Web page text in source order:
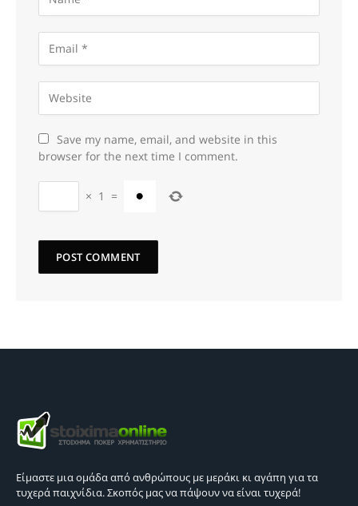
Save my name, email, and website in this
browser for the next time I comment.
× 1 =
Είμαστε μια ομάδα από ανθρώπους με μεράκι κι αγάπη για τα
τυχερά παιχνίδια. Σκοπός μας να πάψουν να είναι τυχερά!